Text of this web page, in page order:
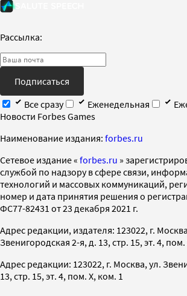
Рассылка:
Подписаться
Все сразу
Еженедельная
Новости Forbes Games
Наименование издания: forbes.ru
Cетевое издание « forbes.ru »
службой по надзору в сфере связи,
технологий и массовых коммуникаций,
номер и дата принятия решения о
ФС77-82431 от 23 декабря 2021 г.
Адрес редакции, издателя: 123022, г.
Звенигородская 2-я, д. 13, стр. 15, эт. 4, пом.
Адрес редакции: 123022, г. Москва, ул.
13, стр. 15, эт. 4, пом. X, ком. 1